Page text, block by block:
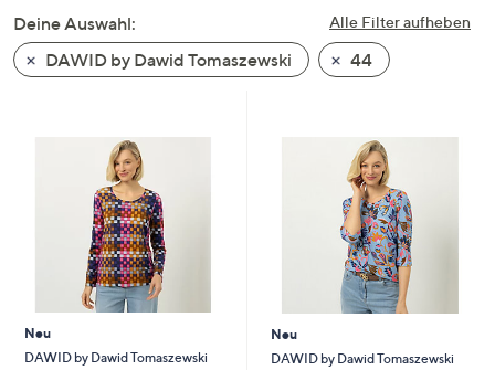
nach
unten
oder
um
diese
Alle Filter aufheben
Deine Auswahl:
DAWID by Dawid Tomaszewski
44
Neu
DAWID by Dawid Tomaszewski
Neu
DAWID by Dawid Tomaszewski